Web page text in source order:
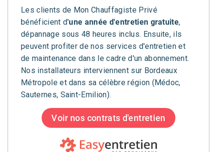
Les clients de Mon Chauffagiste Privé
bénéficient d'une année d'entretien gratuite,
dépannage sous 48 heures inclus. Ensuite, ils
peuvent profiter de nos services d'entretien et
de maintenance dans le cadre d'un abonnement.
Nos installateurs interviennent sur Bordeaux
Métropole et dans sa célèbre région (Médoc,
Sauternes, Saint-Emilion).
Voir nos contrats d'entretien